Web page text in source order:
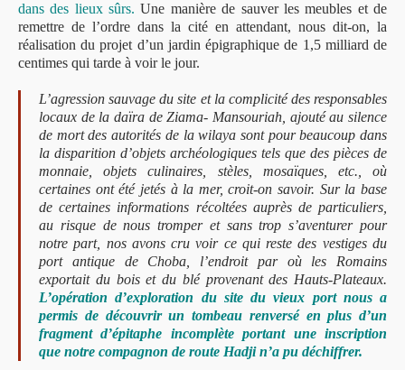
dans des lieux sûrs. Une manière de sauver les meubles et de
remettre de l’ordre dans la cité en attendant, nous dit-on, la
réalisation du projet d’un jardin épigraphique de 1,5 milliard de
centimes qui tarde à voir le jour.
L’agression sauvage du site et la complicité des responsables
locaux de la daïra de Ziama- Mansouriah, ajouté au silence
de mort des autorités de la wilaya sont pour beaucoup dans
la disparition d’objets archéologiques tels que des pièces de
monnaie, objets culinaires, stèles, mosaïques, etc., où
certaines ont été jetés à la mer, croit-on savoir. Sur la base
de certaines informations récoltées auprès de particuliers,
au risque de nous tromper et sans trop s’aventurer pour
notre part, nos avons cru voir ce qui reste des vestiges du
port antique de Choba, l’endroit par où les Romains
exportait du bois et du blé provenant des Hauts-Plateaux.
L’opération d’exploration du site du vieux port nous a
permis de découvrir un tombeau renversé en plus d’un
fragment d’épitaphe incomplète portant une inscription
que notre compagnon de route Hadji n’a pu déchiffrer.